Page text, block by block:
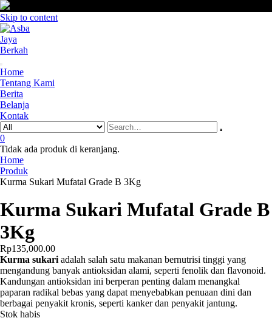
Skip to content
Home
Tentang Kami
Berita
Belanja
Kontak
0
Tidak ada produk di keranjang.
Home
Produk
Kurma Sukari Mufatal Grade B 3Kg
Kurma Sukari Mufatal Grade B
3Kg
Rp135,000.00
Kurma sukari adalah salah satu makanan bernutrisi tinggi yang
mengandung banyak antioksidan alami, seperti fenolik dan flavonoid.
Kandungan antioksidan ini berperan penting dalam menangkal
paparan radikal bebas yang dapat menyebabkan penuaan dini dan
berbagai penyakit kronis, seperti kanker dan penyakit jantung.
Stok habis